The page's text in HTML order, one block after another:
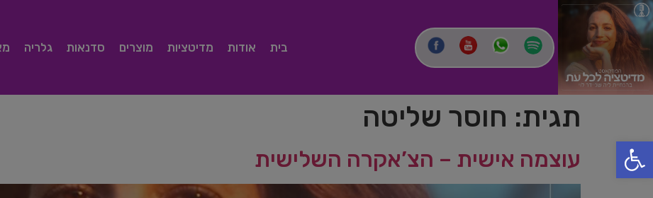
פתח סרגל נגישות
בית אודות מדיטציות מוצרים סדנאות גלריה
תגית: חוסר שליטה
עוצמה אישית – הצ’אקרה השלישית